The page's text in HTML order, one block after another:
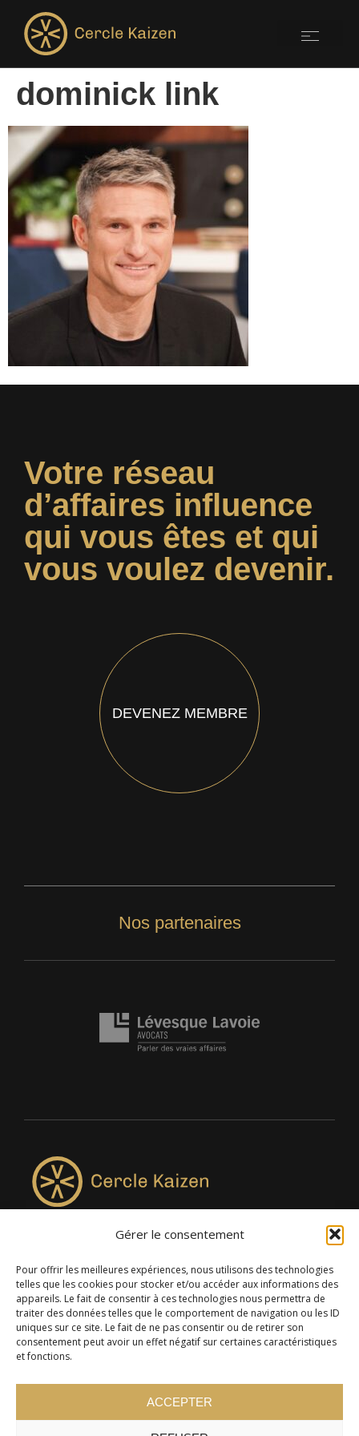
Gérer le consentement
Pour offrir les meilleures expériences, nous utilisons des technologies
telles que les cookies pour stocker et/ou accéder aux informations des
appareils. Le fait de consentir à ces technologies nous permettra de
traiter des données telles que le comportement de navigation ou les ID
uniques sur ce site. Le fait de ne pas consentir ou de retirer son
consentement peut avoir un effet négatif sur certaines caractéristiques
et fonctions.
ACCEPTER
dominick link
Votre réseau
d’affaires influence
qui vous êtes et qui
vous voulez devenir.
DEVENEZ MEMBRE
Nos partenaires
4957, rue Lionel-Groulx, bureau 819, Saint-Augustin-de-
Desmaures QC G3A 0M7